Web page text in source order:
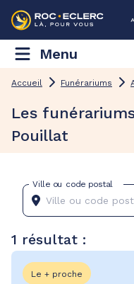
Menu
Accueil Funérariums
Les
Pouillat
Ville ou code postal
1 résultat :
Le + proche